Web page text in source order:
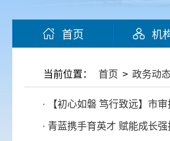
首页 机
当前位置： 首页 > 政务动
· 【初心如磐 笃行致远】市
· 青蓝携手育英才 赋能成长